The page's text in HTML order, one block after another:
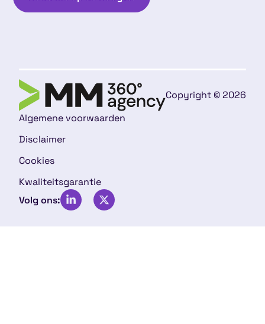
Copyright © 2026
Algemene voorwaarden
Disclaimer
Cookies
Kwaliteitsgarantie
Volg ons: